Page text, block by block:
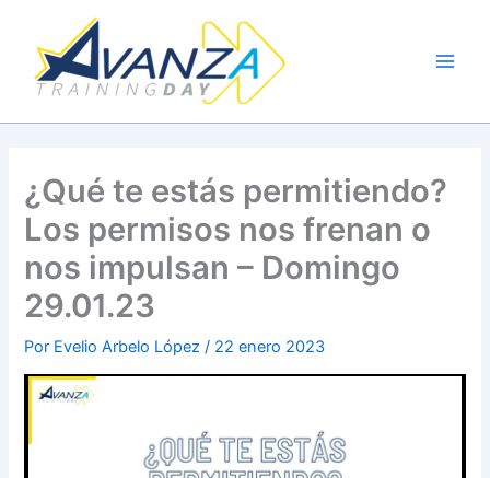
contenido
¿Qué te estás permitiendo?
Los permisos nos frenan o
nos impulsan – Domingo
29.01.23
Por Evelio Arbelo López/ 22 enero 2023